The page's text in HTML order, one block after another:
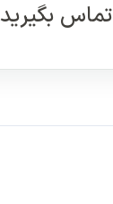
تماس بگیرید